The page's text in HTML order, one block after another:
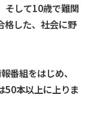
そして10歳で難関
格した、社会に野
番組をはじめ、
50本以上に上りま